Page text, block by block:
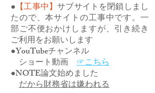
● 【工事中】サブサイトを閉鎖しまし
たので、本サイトの工事中です。一
部ご不便おかけしますが、引き続き
ご利用をお願いします
●YouTubeチャンネル
ショート動画 ☞こちら
●NOTE論文始めました
だから財務省は嫌われる